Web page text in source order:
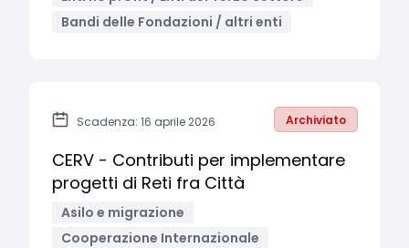
Bandi delle Fondazioni / altri enti
Scadenza: 16 aprile 2026 Archiviato
CERV - Contributi per implementare
progetti di Reti fra Città
Asilo e migrazione
Cooperazione Internazionale